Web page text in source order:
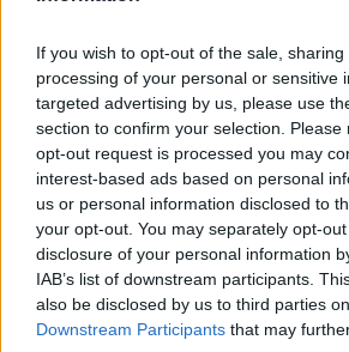
If you wish to opt-out of the sale,
processing of your personal or sensitive
targeted advertising by us, please use
section to confirm your selection.
opt-out request is processed you may
interest-based ads based on personal
us or personal information disclosed to
your opt-out. You may separately opt-
disclosure of your personal information
IAB’s list of downstream participants.
also be disclosed by us to third parties
Downstream Participants that may
Δείτε
ΕΟΦ: Ανάκληση
αντιλιπιδαιμικού
27 Φεβρουαρίου 2026